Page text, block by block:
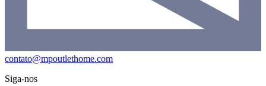
contato@mpoutlethome.com
Siga-nos